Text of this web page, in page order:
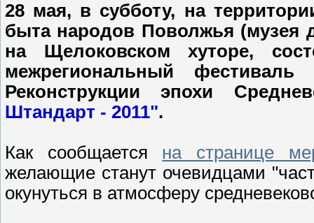
28 мая, в субботу, на
быта народов Поволжья (музея
на Щелоковском хуторе,
межрегиональный фестиваль
Реконструкции эпохи
Штандарт - 2011".
Как сообщается на странице
желающие станут очевидцами
окунуться в атмосферу